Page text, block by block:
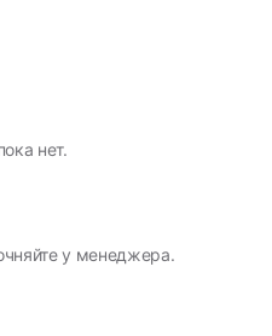
нет.
у менеджера.